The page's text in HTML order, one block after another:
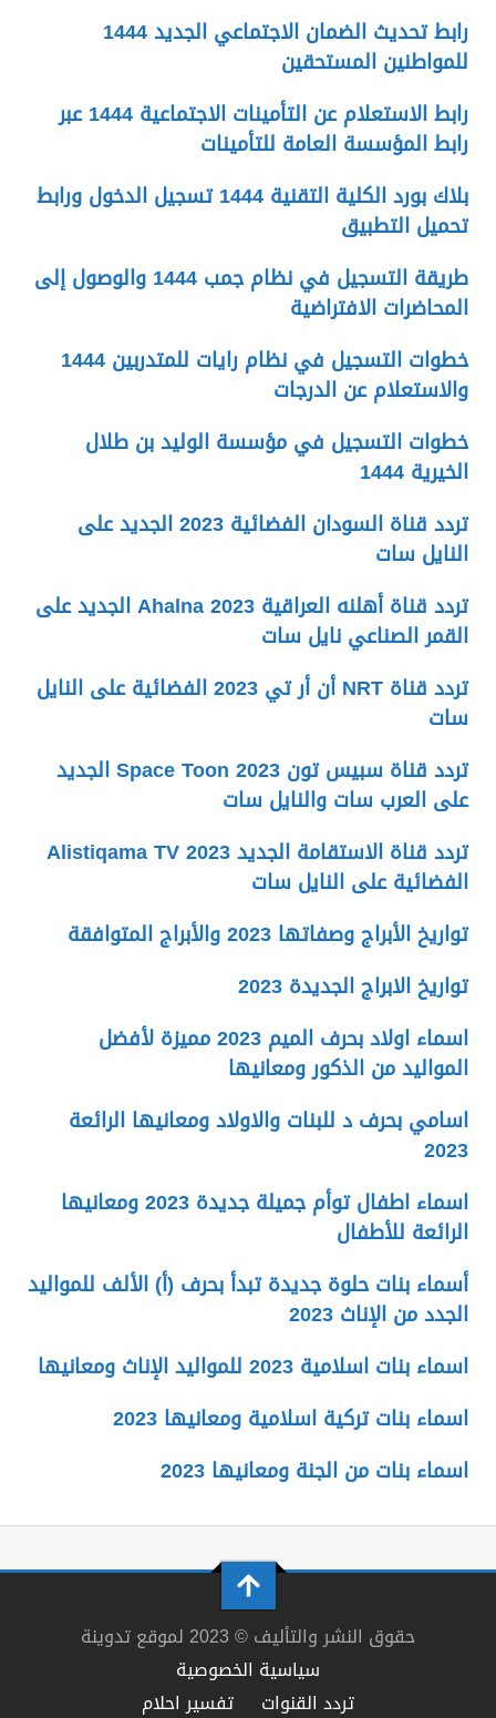
رابط تحديث الضمان الاجتماعي الجديد 1444
للمواطنين المستحقين
رابط الاستعلام عن التأمينات الاجتماعية 1444 عبر
رابط المؤسسة العامة للتأمينات
بلاك بورد الكلية التقنية 1444 تسجيل الدخول ورابط
تحميل التطبيق
طريقة التسجيل في نظام جمب 1444 والوصول إلى
المحاضرات الافتراضية
خطوات التسجيل في نظام رايات للمتدربين 1444
والاستعلام عن الدرجات
خطوات التسجيل في مؤسسة الوليد بن طلال
الخيرية 1444
تردد قناة السودان الفضائية 2023 الجديد على
النايل سات
تردد قناة أهلنه العراقية Ahalna 2023 الجديد على
القمر الصناعي نايل سات
تردد قناة NRT أن أر تي 2023 الفضائية على النايل
سات
تردد قناة سبيس تون Space Toon 2023 الجديد
على العرب سات والنايل سات
تردد قناة الاستقامة الجديد 2023 Alistiqama TV
الفضائية على النايل سات
تواريخ الأبراج وصفاتها 2023 والأبراج المتوافقة
تواريخ الابراج الجديدة 2023
اسماء اولاد بحرف الميم 2023 مميزة لأفضل
المواليد من الذكور ومعانيها
اسامي بحرف د للبنات والاولاد ومعانيها الرائعة
2023
اسماء اطفال توأم جميلة جديدة 2023 ومعانيها
الرائعة للأطفال
أسماء بنات حلوة جديدة تبدأ بحرف (أ) الألف للمواليد
الجدد من الإناث 2023
اسماء بنات اسلامية 2023 للمواليد الإناث ومعانيها
اسماء بنات تركية اسلامية ومعانيها 2023
اسماء بنات من الجنة ومعانيها 2023
حقوق النشر والتأليف © 2023 لموقع تدوينة
سياسية الخصوصية
تردد القنوات
تفسير احلام